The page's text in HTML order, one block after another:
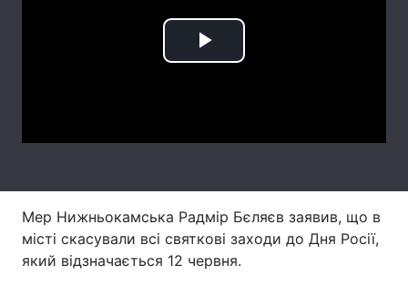
Play
Мер Нижньокамська Радмір Бєляєв заявив, що в
місті скасували всі святкові заходи до Дня Росії,
який відзначається 12 червня.